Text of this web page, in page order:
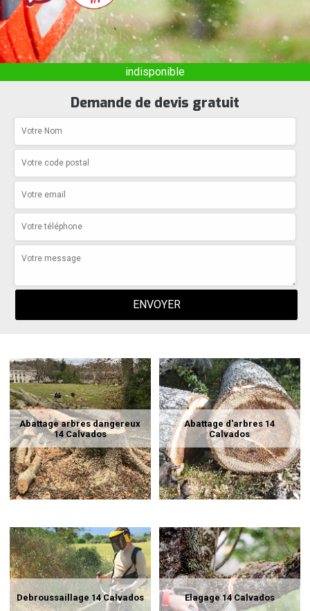
indisponible
Demande de devis gratuit
Abattage arbres dangereux
14 Calvados
Abattage d'arbres 14
Calvados
Debroussaillage 14 Calvados Elagage 14 Calvados